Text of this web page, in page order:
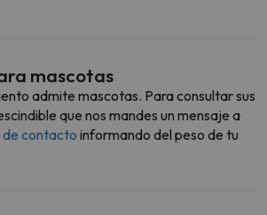
mascotas
admite mascotas. Para consultar sus
que nos mandes un mensaje a
contacto informando del peso de tu